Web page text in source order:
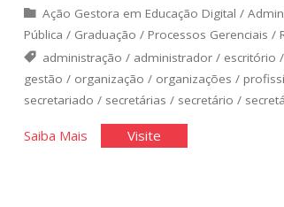
Ação Gestora em Educação Digital /
Pública / Graduação / Processos Gerenciais /
administração / administrador / escritório /
gestão / organização / organizações /
secretariado / secretárias / secretário /
Saiba Mais"O
Visite"O